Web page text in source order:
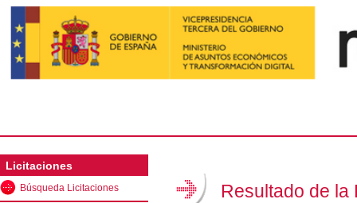
Licitaciones
Búsqueda Licitaciones Resultado de la